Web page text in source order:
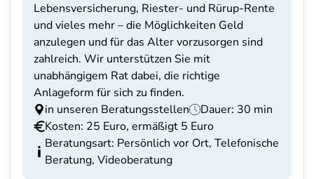
Lebensversicherung, Riester- und Rürup-Rente
und vieles mehr – die Möglichkeiten Geld
anzulegen und für das Alter vorzusorgen sind
zahlreich. Wir unterstützen Sie mit
unabhängigem Rat dabei, die richtige
Anlageform für sich zu finden.
in unseren Beratungsstellen
Dauer: 30 min
Kosten: 25 Euro, ermäßigt 5 Euro
Beratungsart: Persönlich vor Ort, Telefonische
Beratung, Videoberatung